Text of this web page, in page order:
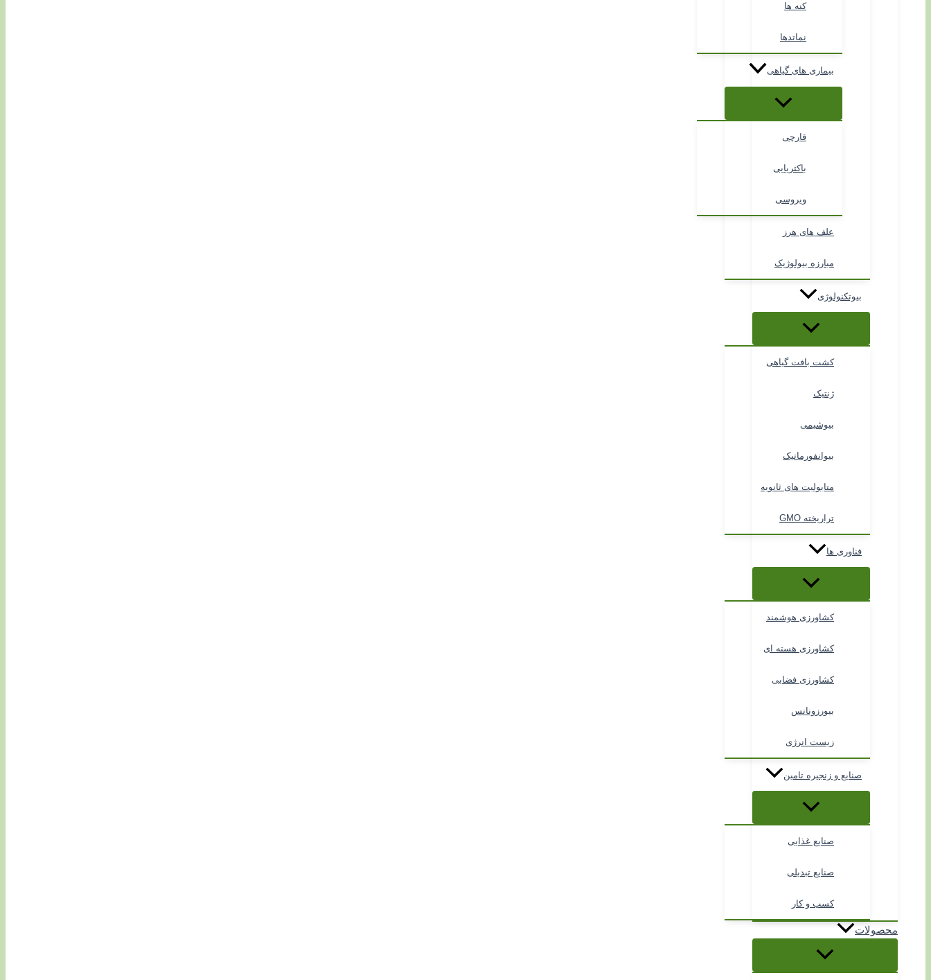
کنه ها
نماتدها
بیماری های گیاهی
قارچی
باکتریایی
ویروسی
علف های هرز
مبارزه بیولوژیک
بیوتکنولوژی
کشت بافت گیاهی
ژنتیک
بیوشیمی
بیوانفورماتیک
متابولیت های ثانویه
تراریخته GMO
فناوری ها
کشاورزی هوشمند
کشاورزی هسته ای
کشاورزی فضایی
بیورزونانس
زیست انرژی
صنایع و زنجیره تامین
صنایع غذایی
صنایع تبدیلی
کسب و کار
محصولات